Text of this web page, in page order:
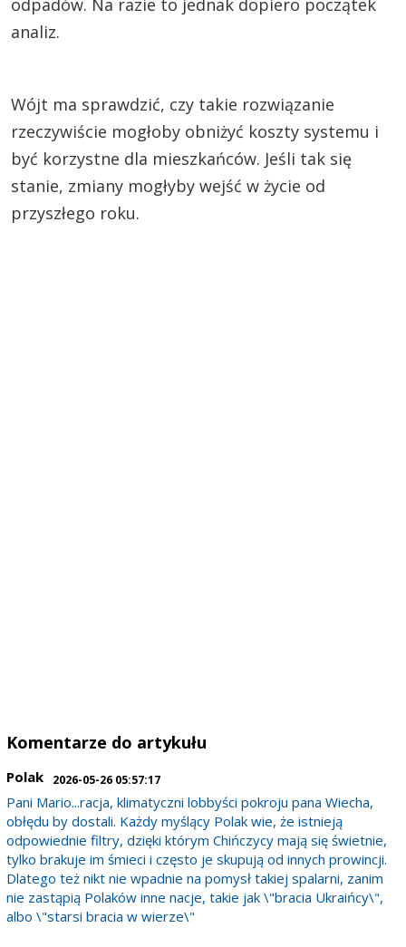
analiz.
Wójt ma sprawdzić, czy takie rozwiązanie
rzeczywiście mogłoby obniżyć koszty systemu i
być korzystne dla mieszkańców. Jeśli tak się
stanie, zmiany mogłyby wejść w życie od
przyszłego roku.
Komentarze do artykułu
Polak 2026-05-26 05:57:17
Pani Mario...racja, klimatyczni lobbyści pokroju pana Wiecha,
obłędu by dostali. Każdy myślący Polak wie, że istnieją
odpowiednie filtry, dzięki którym Chińczycy mają się świetnie,
tylko brakuje im śmieci i często je skupują od innych prowincji.
Dlatego też nikt nie wpadnie na pomysł takiej spalarni, zanim
nie zastąpią Polaków inne nacje, takie jak \"bracia Ukraińcy\",
albo \"starsi bracia w wierze\"